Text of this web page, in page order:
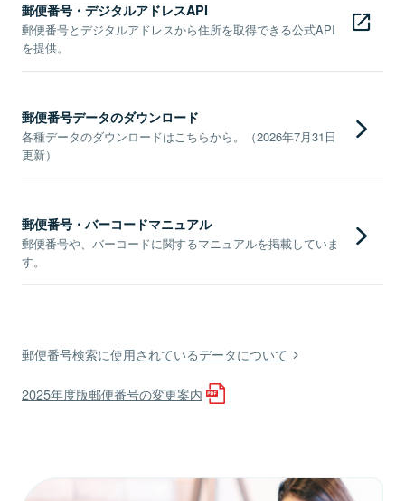
郵便番号・デジタルアドレスAPI
郵便番号とデジタルアドレスから住所を取得できる公式API
を提供。
郵便番号データのダウンロード
各種データのダウンロードはこちらから。（2026年7月31日
更新）
郵便番号・バーコードマニュアル
郵便番号や、バーコードに関するマニュアルを掲載していま
す。
郵便番号検索に使用されているデータについて
2025年度版郵便番号の変更案内